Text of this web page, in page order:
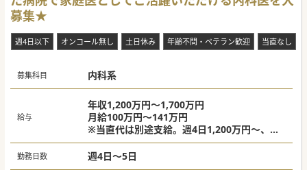
募集★
週4日以下 オンコール無し 土日休み 年齢不問・ベテラン歓迎 当直なし
募集科目 内科系
給与
年収1,200万円～1,700万円
月給100万円～141万円
※当直代は別途支給。週4日1,200万円～、週5
日1,500万円～が目安。
勤務日数 週4日～5日